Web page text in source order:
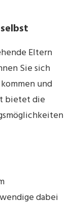
Eltern
Sie sich
und
bietet die
dabei